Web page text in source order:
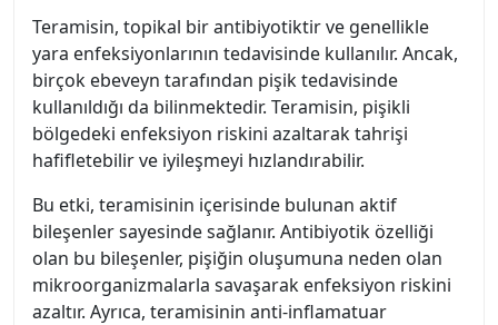
Teramisin, topikal bir antibiyotiktir ve genellikle
yara enfeksiyonlarının tedavisinde kullanılır. Ancak,
birçok ebeveyn tarafından pişik tedavisinde
kullanıldığı da bilinmektedir. Teramisin, pişikli
bölgedeki enfeksiyon riskini azaltarak tahrişi
hafifletebilir ve iyileşmeyi hızlandırabilir.
Bu etki, teramisinin içerisinde bulunan aktif
bileşenler sayesinde sağlanır. Antibiyotik özelliği
olan bu bileşenler, pişiğin oluşumuna neden olan
mikroorganizmalarla savaşarak enfeksiyon riskini
azaltır. Ayrıca, teramisinin anti-inflamatuar